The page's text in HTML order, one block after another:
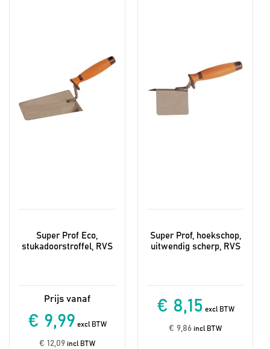
gekozen
worden
Super Prof Eco,
stukadoorstroffel, RVS
€ 9,99 excl BTW
€ 12,09incl BTW
Super Prof, hoekschop,
uitwendig scherp, RVS
€ 8,15 excl BTW
€ 9,86 incl BTW